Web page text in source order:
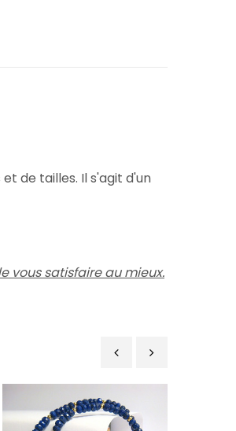
de tailles. Il s'agit d'un
vous satisfaire au mieux.
‹ ›